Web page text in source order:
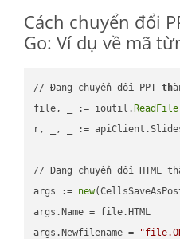
Cách chuyển đổi
Go: Ví dụ về mã
// Đang chuyển đổi PPT th
file, _ := ioutil. ReadFile
r, _, _ :=
// Đang chuyển đổi HTML
args := new
args.Name = file.HTML
args.Newfilename =